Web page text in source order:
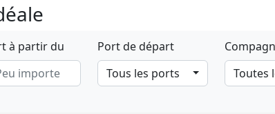
à partir du
Port de départ
Tous les ports
Toutes